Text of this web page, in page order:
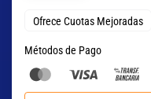
Ofrece Cuotas Mejoradas
Métodos de Pago